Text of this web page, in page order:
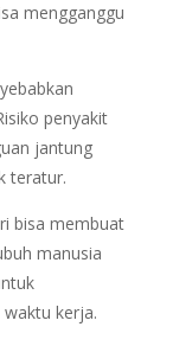
mengganggu
penyakit
jantung
teratur.
bisa membuat
manusia
kerja.